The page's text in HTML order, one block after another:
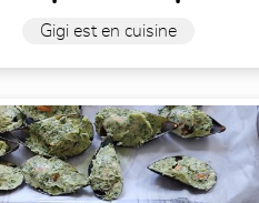
Gigi est en cuisine